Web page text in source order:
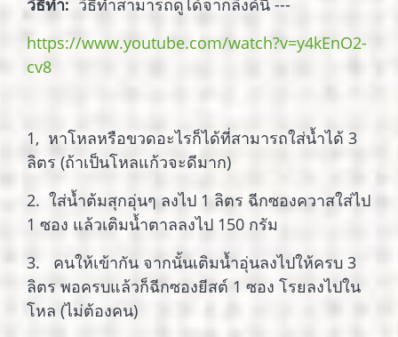
วิธีทำ: วิธีทำสามารถดูได้จากลิงค์นี้ ---
https://www.youtube.com/watch?v=y4kEnO2-
cv8
1, หาโหลหรือขวดอะไรก็ได้ที่สามารถใส่น้ำได้ 3
ลิตร (ถ้าเป็นโหลแก้วจะดีมาก)
2. ใส่น้ำต้มสุกอุ่นๆ ลงไป 1 ลิตร ฉีกซองควาสใส่ไป
1 ซอง แล้วเติมน้ำตาลลงไป 150 กรัม
3. คนให้เข้ากัน จากนั้นเติมน้ำอุ่นลงไปให้ครบ 3
ลิตร พอครบแล้วก็ฉีกซองยีสต์ 1 ซอง โรยลงไปใน
โหล (ไม่ต้องคน)